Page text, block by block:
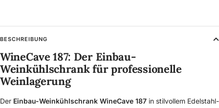
BESCHREIBUNG
WineCave 187: Der Einbau-
Weinkühlschrank für professionelle
Weinlagerung
Der Einbau-Weinkühlschrank WineCave 187 in stilvollem Edelstahl-